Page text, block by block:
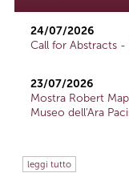
24/07/2026
Call for Abstracts
23/07/2026
Mostra Robert
Museo dell'Ara
leggi tutto